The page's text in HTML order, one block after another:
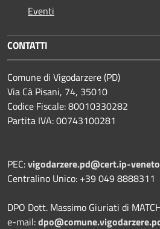
Eventi
CONTATTI
Comune di Vigodarzere (PD)
Via Cà Pisani, 74, 35010
Codice Fiscale: 80010330282
Partita IVA: 00743100281
PEC:vigodarzere.pd@cert.ip-
Centralino Unico: +39 049 8888311
DPO Dott. Massimo Giuriati di
e-mail: